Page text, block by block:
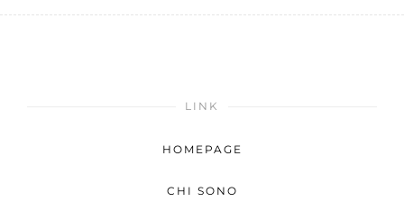
LINK
HOMEPAGE
CHI SONO